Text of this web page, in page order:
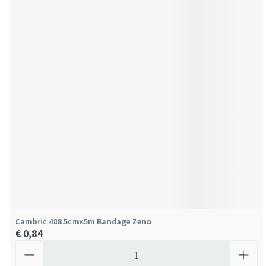
Cambric 408 5cmx5m Bandage Zeno
€ 0,84